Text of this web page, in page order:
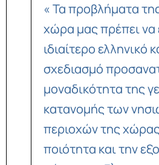
« Τα προβλήματα
χώρα μας πρέπει να
ιδιαίτερο ελληνικό
σχεδιασμό
μοναδικότητα της
κατανομής των
περιοχών της
ποιότητα και την